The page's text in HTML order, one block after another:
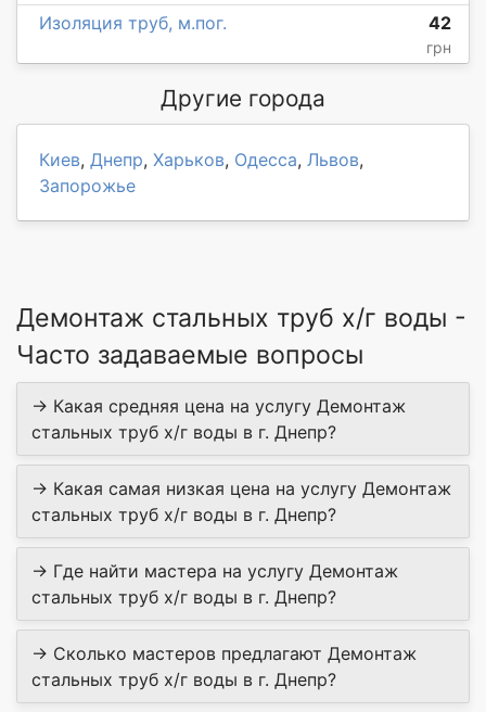
Изоляция труб, м.пог. 42
грн
Другие города
Киев, Днепр, Харьков, Одесса, Львов,
Запорожье
Демонтаж стальных труб х/г воды -
Часто задаваемые вопросы
→ Какая средняя цена на услугу Демонтаж
стальных труб х/г воды в г. Днепр?
→ Какая самая низкая цена на услугу Демонтаж
стальных труб х/г воды в г. Днепр?
→ Где найти мастера на услугу Демонтаж
стальных труб х/г воды в г. Днепр?
→ Сколько мастеров предлагают Демонтаж
стальных труб х/г воды в г. Днепр?